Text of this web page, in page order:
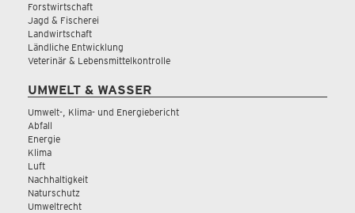
Forstwirtschaft
Jagd & Fischerei
Landwirtschaft
Ländliche Entwicklung
Veterinär & Lebensmittelkontrolle
UMWELT & WASSER
Umwelt-, Klima- und Energiebericht
Abfall
Energie
Klima
Luft
Nachhaltigkeit
Naturschutz
Umweltrecht